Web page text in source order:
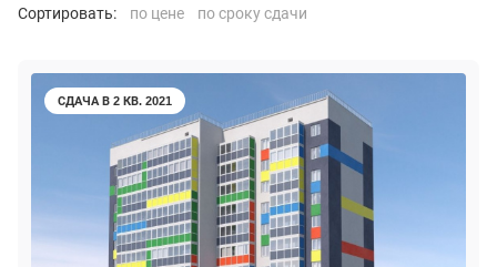
Сортировать: по цене по сроку сдачи
СДАЧА В 2 КВ. 2021